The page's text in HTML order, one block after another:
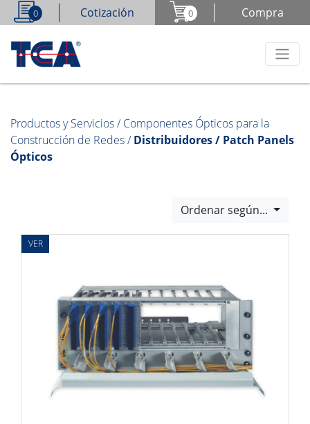
0 Compra
0 Cotización
Productos y Servicios/Componentes Ópticos para la
Construcción de Redes/Distribuidores / Patch Panels
Ópticos
Ordenar según...
VER